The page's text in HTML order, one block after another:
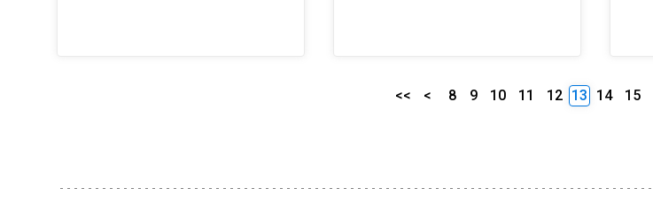
<< < 8 9 10 11 12 13 14 15